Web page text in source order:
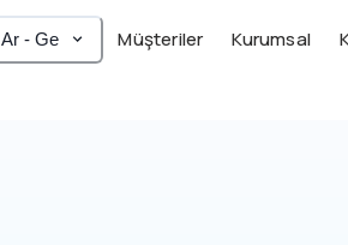
Ar - Ge Müşteriler Kurumsal